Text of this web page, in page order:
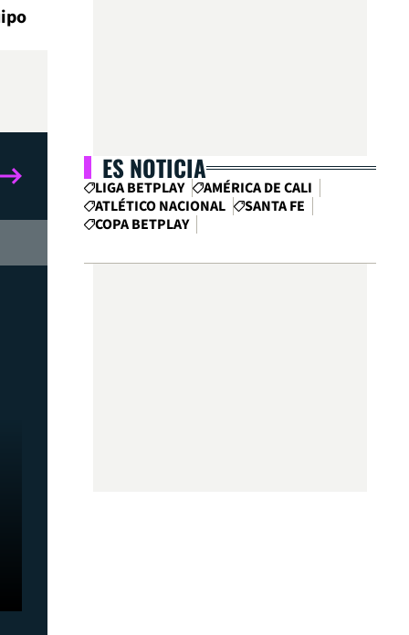
ES NOTICIA
LIGA BETPLAY
AMÉRICA DE CALI
ATLÉTICO NACIONAL
SANTA FE
COPA BETPLAY